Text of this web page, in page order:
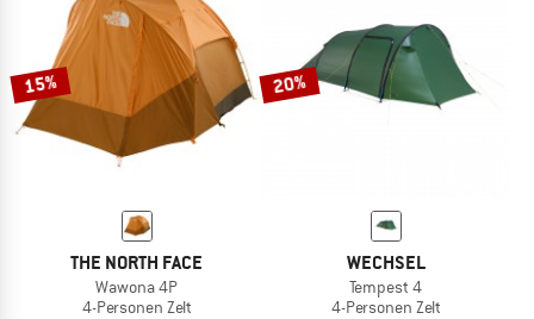
15%
THE NORTH FACE
Wawona 4P
4-Personen Zelt
20%
WECHSEL
Tempest 4
4-Personen Zelt